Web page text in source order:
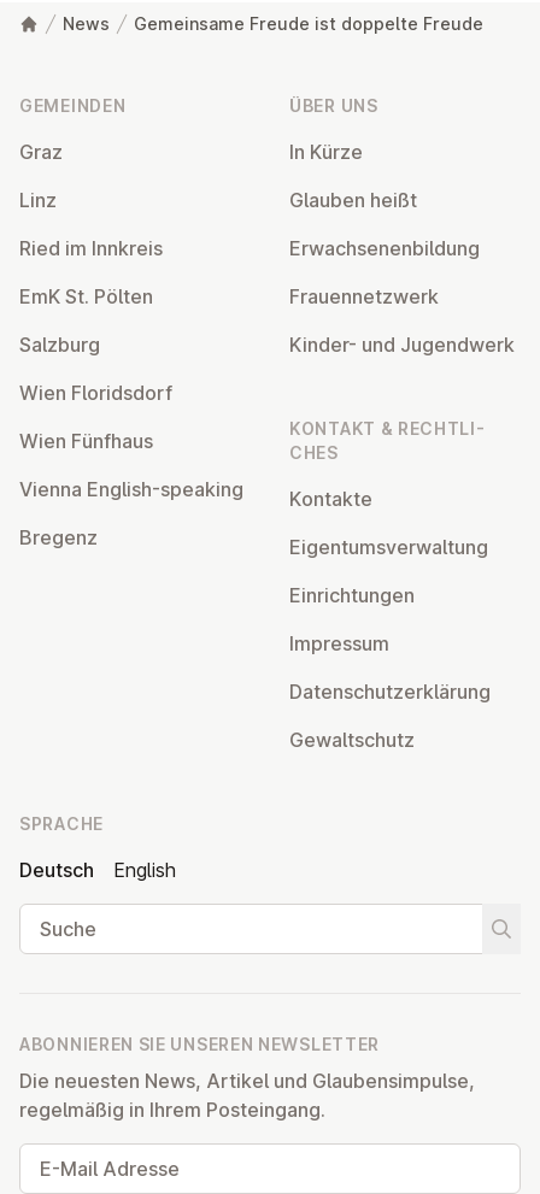
News Gemeinsame Freude ist doppelte Freude
GEMEINDEN
Graz
Linz
Ried im Innkreis
EmK St. Pölten
Salzburg
Wien Flo­rids­dorf
Wien Fünfhaus
Vienna English-speaking
Bregenz
ÜBER UNS
In Kürze
Glauben heißt
Er­wach­se­nen­bil­dung
Frau­en­netz­werk
Kinder- und Ju­gend­werk
KONTAKT & RECHT­LI­
CHES
Kontakte
Ei­gen­tums­ver­wal­tung
Ein­rich­tun­gen
Impressum
Da­ten­schutz­er­klä­rung
Ge­walt­schutz
SPRACHE
Deutsch
English
Suche
ABONNIEREN SIE UNSEREN NEWSLETTER
Die neuesten News, Artikel und Glaubensimpulse,
regelmäßig in Ihrem Posteingang.
E-Mail Adresse